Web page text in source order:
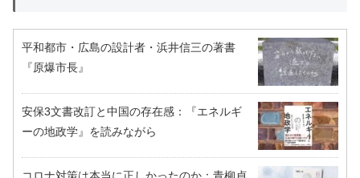
平和都市・広島の設計者・浜井信三の著書
『原爆市長』
安保3文書改訂と中国の存在感：『エネルギ
ーの地政学』を読みながら